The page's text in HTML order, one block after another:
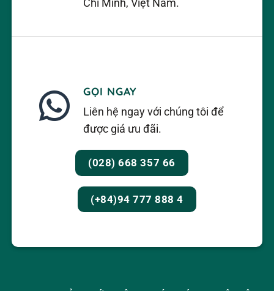
Chí Minh, Việt Nam.
GỌI NGAY
Liên hệ ngay với chúng tôi để
được giá ưu đãi.
(028) 668 357 66
(+84)94 777 888 4